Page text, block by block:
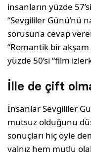
insanların yüzde
“Sevgililer Günü’nü
sorusuna cevap
“Romantik bir akşam
yüzde 50’si “film
İlle de çift
İnsanlar Sevgililer
mutsuz olduğunu
sonuçları hiç öyle
yalnız hem mutlu